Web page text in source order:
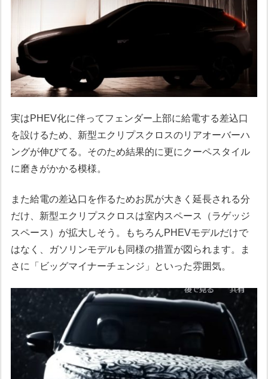
実はPHEV化に伴ってフェンダー上部に給電する差込口
を設けるため、新型エクリプスクロスのリアオーバーハ
ングが伸びてる。そのため結果的に更にクーペスタイル
に磨きがかかる模様。
また給電の差込口を作るためお尻が大きく延長される分
だけ、新型エクリプスクロスは室内スペース（ラゲッジ
スペース）が拡大しそう。もちろんPHEVモデルだけで
はなく、ガソリンモデルも同様の措置が図られます。ま
さに「ビッグマイナーチェンジ」といった雰囲気。